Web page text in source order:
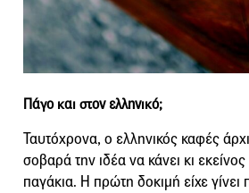
Πάγο και στον ελληνικό;
Ταυτόχρονα, ο ελληνικός καφές
σοβαρά την ιδέα να κάνει κι
παγάκια. Η πρώτη δοκιμή είχε